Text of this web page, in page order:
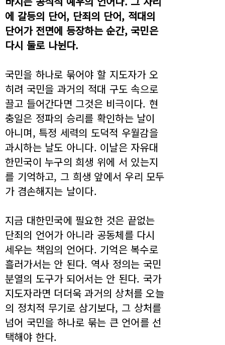
에 갈등의 단어, 단죄의 단어, 적대의
단어가 전면에 등장하는 순간, 국민은
다시 둘로 나뉜다.
국민을 하나로 묶어야 할 지도자가 오
히려 국민을 과거의 적대 구도 속으로
끌고 들어간다면 그것은 비극이다. 현
충일은 정파의 승리를 확인하는 날이
아니며, 특정 세력의 도덕적 우월감을
과시하는 날도 아니다. 이날은 자유대
한민국이 누구의 희생 위에 서 있는지
를 기억하고, 그 희생 앞에서 우리 모두
가 겸손해지는 날이다.
지금 대한민국에 필요한 것은 끝없는
단죄의 언어가 아니라 공동체를 다시
세우는 책임의 언어다. 기억은 복수로
흘러가서는 안 된다. 역사 정의는 국민
분열의 도구가 되어서는 안 된다. 국가
지도자라면 더더욱 과거의 상처를 오늘
의 정치적 무기로 삼기보다, 그 상처를
넘어 국민을 하나로 묶는 큰 언어를 선
택해야 한다.